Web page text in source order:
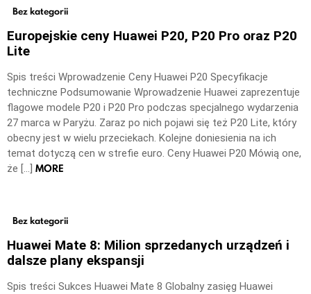
Bez kategorii
Europejskie ceny Huawei P20, P20 Pro oraz P20
Lite
Spis treści Wprowadzenie Ceny Huawei P20 Specyfikacje
techniczne Podsumowanie Wprowadzenie Huawei zaprezentuje
flagowe modele P20 i P20 Pro podczas specjalnego wydarzenia
27 marca w Paryżu. Zaraz po nich pojawi się też P20 Lite, który
obecny jest w wielu przeciekach. Kolejne doniesienia na ich
temat dotyczą cen w strefie euro. Ceny Huawei P20 Mówią one,
że […] MORE
Bez kategorii
Huawei Mate 8: Milion sprzedanych urządzeń i
dalsze plany ekspansji
Spis treści Sukces Huawei Mate 8 Globalny zasięg Huawei